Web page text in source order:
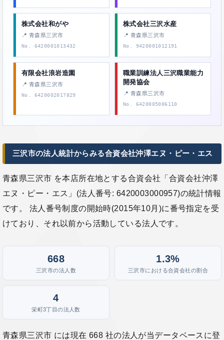
株式会社和がや
📍 青森県三沢市
No. 6420001013432
株式会社三沢水産
📍 青森県三沢市
No. 9420001012191
有限会社浪岩造園
📍 青森県三沢市
No. 6420002017829
職業訓練法人三沢職業能力
開発協会
📍 青森県三沢市
No. 6420005006110
三沢市の法人統計からみる合資会社沖澤エヌ・ピー・エス
青森県三沢市 を本店所在地とする合資会社「合資会社沖澤
エヌ・ピー・エス」(法人番号: 6420003000957)の統計情報
です。 法人番号制度の開始時(2015年10月)に番号指定を受
けており、それ以前から活動している法人です。
668
三沢市の法人数
1.3%
三沢市における合資会社の割合
4
栄町3丁目の法人数
青森県三沢市 には現在 668 社の法人が当データベースに登